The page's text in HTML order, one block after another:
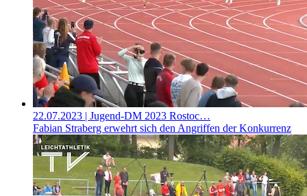
22.07.2023 | Jugend-DM 2023 Rostoc…
Fabian Straberg erwehrt sich den Angriffen der Konkurrenz